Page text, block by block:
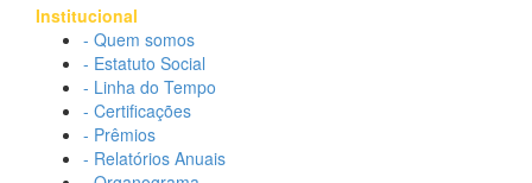
Institucional
- Quem somos
- Estatuto Social
- Linha do Tempo
- Certificações
- Prêmios
- Relatórios Anuais